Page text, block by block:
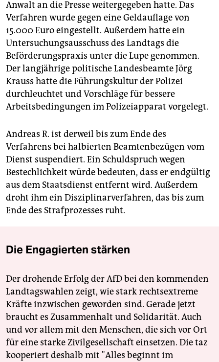
Anwalt an die Presse weitergegeben hatte. Das
Verfahren wurde gegen eine Geldauflage von
15.000 Euro eingestellt. Außerdem hatte ein
Untersuchungsausschuss des Landtags die
Beförderungspraxis unter die Lupe genommen.
Der langjährige politische Landesbeamte Jörg
Krauss hatte die Führungskultur der Polizei
durchleuchtet und Vorschläge für bessere
Arbeitsbedingungen im Polizeiapparat vorgelegt.
Andreas R. ist derweil bis zum Ende des
Verfahrens bei halbierten Beamtenbezügen vom
Dienst suspendiert. Ein Schuldspruch wegen
Bestechlichkeit würde bedeuten, dass er endgültig
aus dem Staatsdienst entfernt wird. Außerdem
droht ihm ein Disziplinarverfahren, das bis zum
Ende des Strafprozesses ruht.
Die Engagierten stärken
Der drohende Erfolg der AfD bei den kommenden
Landtagswahlen zeigt, wie stark rechtsextreme
Kräfte inzwischen geworden sind. Gerade jetzt
braucht es Zusammenhalt und Solidarität. Auch
und vor allem mit den Menschen, die sich vor Ort
für eine starke Zivilgesellschaft einsetzen. Die taz
kooperiert deshalb mit "Alles beginnt im